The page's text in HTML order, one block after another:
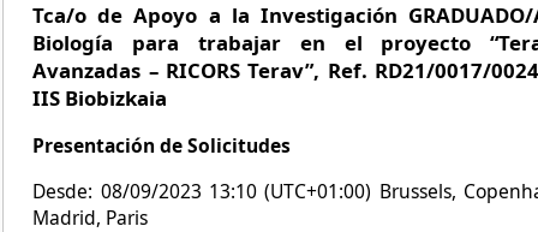
Tca/o de Apoyo a la Investigación
Biología para trabajar en el proyecto
Avanzadas – RICORS Terav”, Ref. RD21/0017/
IIS Biobizkaia
Presentación de Solicitudes
Desde: 08/09/2023 13:10 (UTC+01:00) Brussels,
Madrid, Paris